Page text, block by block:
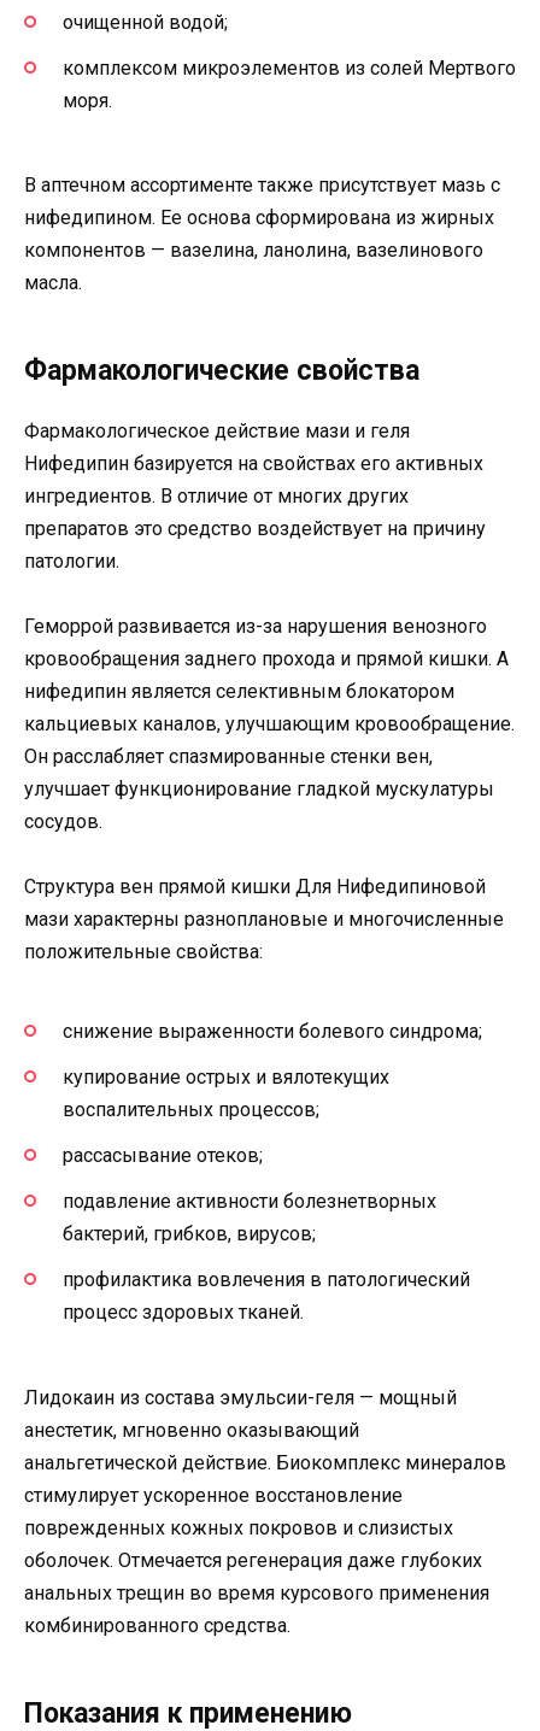
очищенной водой;
комплексом микроэлементов из солей Мертвого
моря.
В аптечном ассортименте также присутствует мазь с
нифедипином. Ее основа сформирована из жирных
компонентов — вазелина, ланолина, вазелинового
масла.
Фармакологические свойства
Фармакологическое действие мази и геля
Нифедипин базируется на свойствах его активных
ингредиентов. В отличие от многих других
препаратов это средство воздействует на причину
патологии.
Геморрой развивается из-за нарушения венозного
кровообращения заднего прохода и прямой кишки. А
нифедипин является селективным блокатором
кальциевых каналов, улучшающим кровообращение.
Он расслабляет спазмированные стенки вен,
улучшает функционирование гладкой мускулатуры
сосудов.
Структура вен прямой кишки Для Нифедипиновой
мази характерны разноплановые и многочисленные
положительные свойства:
снижение выраженности болевого синдрома;
купирование острых и вялотекущих
воспалительных процессов;
рассасывание отеков;
подавление активности болезнетворных
бактерий, грибков, вирусов;
профилактика вовлечения в патологический
процесс здоровых тканей.
Лидокаин из состава эмульсии-геля — мощный
анестетик, мгновенно оказывающий
анальгетической действие. Биокомплекс минералов
стимулирует ускоренное восстановление
поврежденных кожных покровов и слизистых
оболочек. Отмечается регенерация даже глубоких
анальных трещин во время курсового применения
комбинированного средства.
Показания к применению